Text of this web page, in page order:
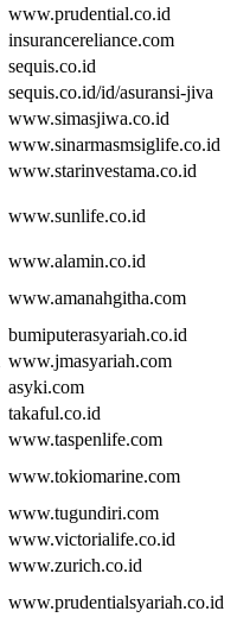
www.prudential.co.id
insurancereliance.com
sequis.co.id
sequis.co.id/id/asuransi-jiva
www.simasjiwa.co.id
www.sinarmasmsiglife.co.id
www.starinvestama.co.id
www.sunlife.co.id
www.alamin.co.id
www.amanahgitha.com
bumiputerasyariah.co.id
www.jmasyariah.com
asyki.com
takaful.co.id
www.taspenlife.com
www.tokiomarine.com
www.tugundiri.com
www.victorialife.co.id
www.zurich.co.id
www.prudentialsyariah.co.id